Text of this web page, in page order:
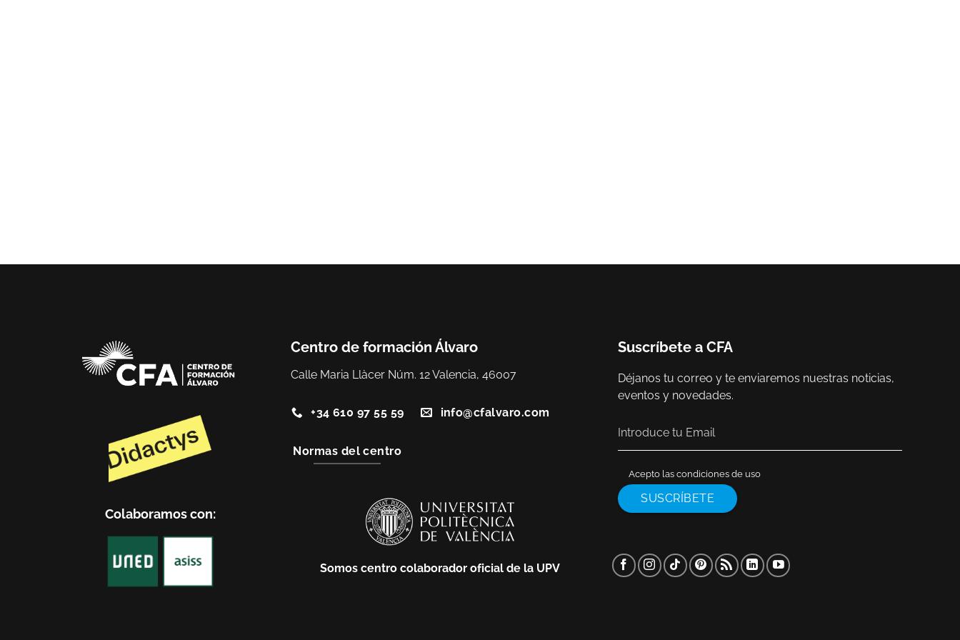
Colaboramos con:
Centro de formación Álvaro
Calle Maria Llàcer Núm. 12 Valencia, 46007
+34 610 97 55 59 info@cfalvaro.com
Normas del centro
Somos centro colaborador oficial de la UPV
Suscríbete a CFA
Déjanos tu correo y te enviaremos nuestras noticias,
eventos y novedades.
Acepto las condiciones de uso